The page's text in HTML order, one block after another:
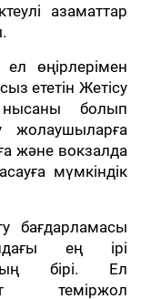
азаматтар
өңірлерімен
ететін Жетісу
болып
және вокзалда
мүмкіндік
бағдарламасы
ең ірі
бірі. Ел
теміржол